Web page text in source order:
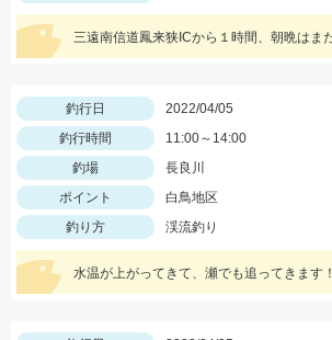
釣行日
2022/04/05
釣行時間
11:00～14:00
釣場
長良川
ポイント
白鳥地区
釣り方
渓流釣り
水温が上がってきて、瀬でも追ってきます！